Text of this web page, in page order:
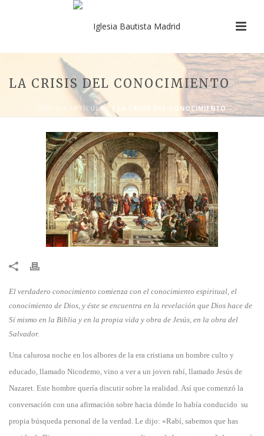
LA CRISIS DEL CONOCIMIENTO
/ ARTÍCULOS / LA CRISIS DEL CONOCIMIENTO
​El verdadero conocimiento comienza con el conocimiento espiritual, el
conocimiento de Dios, y éste se encuentra en la revelación que Dios hace de
Sí mismo en la Biblia y en la propia vida y obra de Jesús, en la obra del
Salvador.
​Una calurosa noche en los albores de la era cristiana un hombre culto y
educado, llamado Nicodemo, vino a ver a un joven rabí, llamado Jesús de
Nazaret. Este hombre quería discutir sobre la realidad. Así que comenzó la
conversación con una afirmación sobre hacia dónde lo había conducido su
propia búsqueda personal de la verdad. Le dijo: «Rabí, sabemos que has